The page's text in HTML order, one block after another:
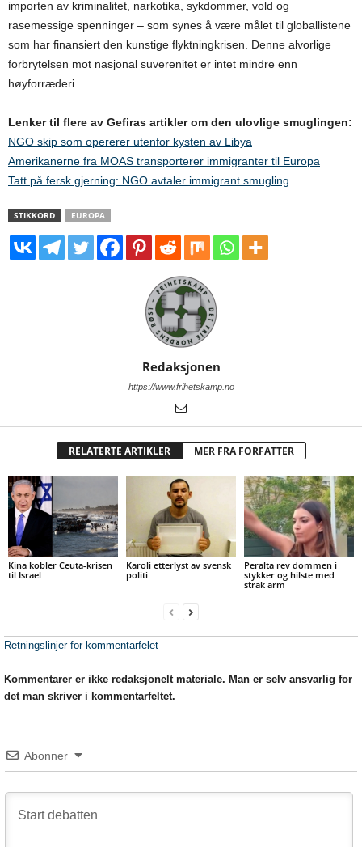
importen av kriminalitet, narkotika, sykdommer, vold og
rasemessige spenninger – som synes å være målet til globallistene
som har finansiert den kunstige flyktningkrisen. Denne alvorlige
forbrytelsen mot nasjonal suverenitet er intet mindre enn
høyforræderi.
Lenker til flere av Gefiras artikler om den ulovlige smuglingen:
NGO skip som opererer utenfor kysten av Libya
Amerikanerne fra MOAS transporterer immigranter til Europa
Tatt på fersk gjerning: NGO avtaler immigrant smugling
STIKKORD EUROPA
Redaksjonen
https://www.frihetskamp.no
RELATERTE ARTIKLER MER FRA FORFATTER
Kina kobler Ceuta-krisen
til Israel
Karoli etterlyst av svensk
politi
Peralta rev dommen i
stykker og hilste med
strak arm
Retningslinjer for kommentarfelet
Kommentarer er ikke redaksjonelt materiale. Man er selv ansvarlig for
det man skriver i kommentarfeltet.
Abonner